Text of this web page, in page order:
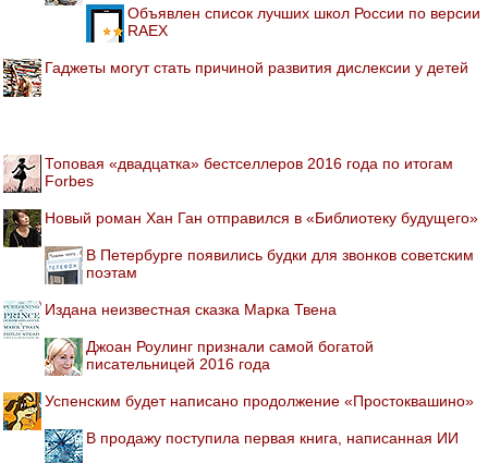
Объявлен список лучших школ России по версии
RAEX
Гаджеты могут стать причиной развития дислексии у детей
Топовая «двадцатка» бестселлеров 2016 года по итогам
Forbes
Новый роман Хан Ган отправился в «Библиотеку будущего»
В Петербурге появились будки для звонков советским
поэтам
Издана неизвестная сказка Марка Твена
Джоан Роулинг признали самой богатой
писательницей 2016 года
Успенским будет написано продолжение «Простоквашино»
В продажу поступила первая книга, написанная ИИ